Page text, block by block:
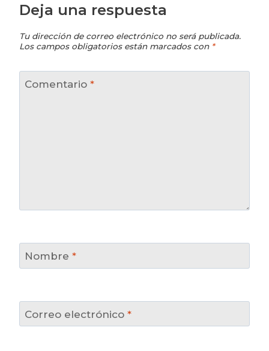
Deja una respuesta
Tu dirección de correo electrónico no será publicada.
Los campos obligatorios están marcados con *
Comentario *
Nombre *
Correo electrónico *